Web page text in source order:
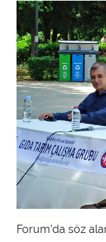
Forum’da söz